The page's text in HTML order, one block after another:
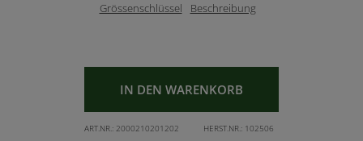
Grössenschlüssel Beschreibung
IN DEN WARENKORB
ART.NR.: 2000210201202 HERST.NR.: 102506